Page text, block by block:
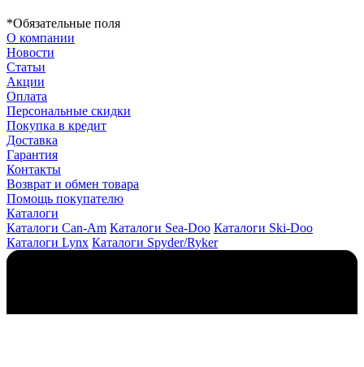
*Обязательные поля
О компании
Новости
Статьи
Акции
Оплата
Персональные скидки
Покупка в кредит
Доставка
Гарантия
Контакты
Возврат и обмен товара
Помощь покупателю
Каталоги
Каталоги Can-Am Каталоги Sea-Doo Каталоги Ski-Doo
Каталоги Lynx Каталоги Spyder/Ryker